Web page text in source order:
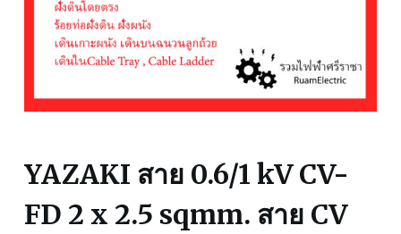
YAZAKI สาย 0.6/1 kV CV-
FD 2 x 2.5 sqmm. สาย CV